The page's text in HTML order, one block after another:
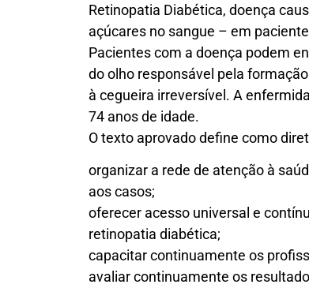
Retinopatia Diabética, doença
açúcares no sangue – em
Pacientes com a doença podem
do olho responsável pela
à cegueira irreversível. A
74 anos de idade.
O texto aprovado define como
organizar a rede de atenção à
aos casos;
oferecer acesso universal e
retinopatia diabética;
capacitar continuamente os
avaliar continuamente os